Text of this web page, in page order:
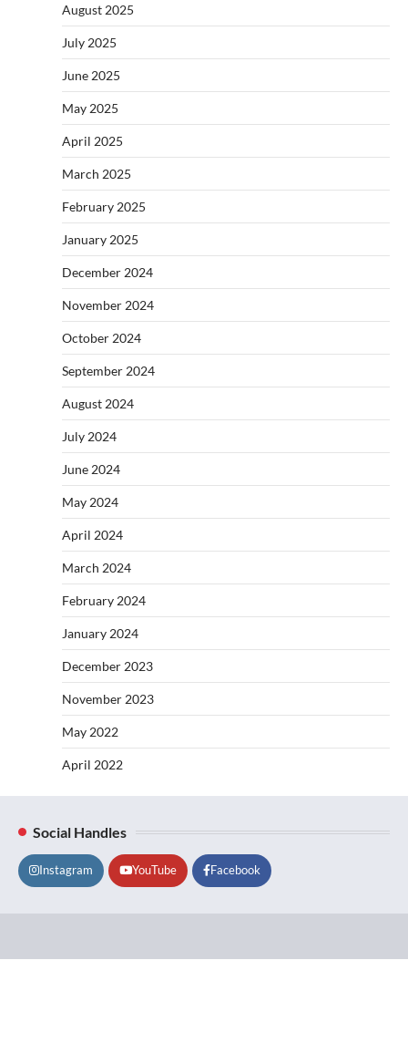
August 2025
July 2025
June 2025
May 2025
April 2025
March 2025
February 2025
January 2025
December 2024
November 2024
October 2024
September 2024
August 2024
July 2024
June 2024
May 2024
April 2024
March 2024
February 2024
January 2024
December 2023
November 2023
May 2022
April 2022
Social Handles
Instagram YouTube Facebook